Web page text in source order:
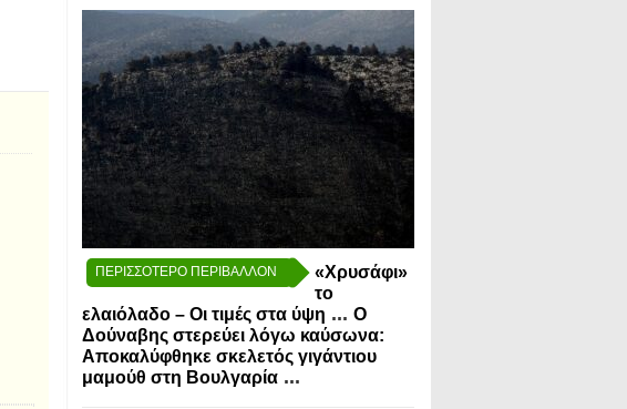
ΠΕΡΙΣΣΟΤΕΡΟ ΠΕΡΙΒΑΛΛΟΝ
«Χρυσάφι»
το
ελαιόλαδο – Οι τιμές στα ύψη ... Ο
Δούναβης στερεύει λόγω καύσωνα:
Αποκαλύφθηκε σκελετός γιγάντιου
μαμούθ στη Βουλγαρία ...